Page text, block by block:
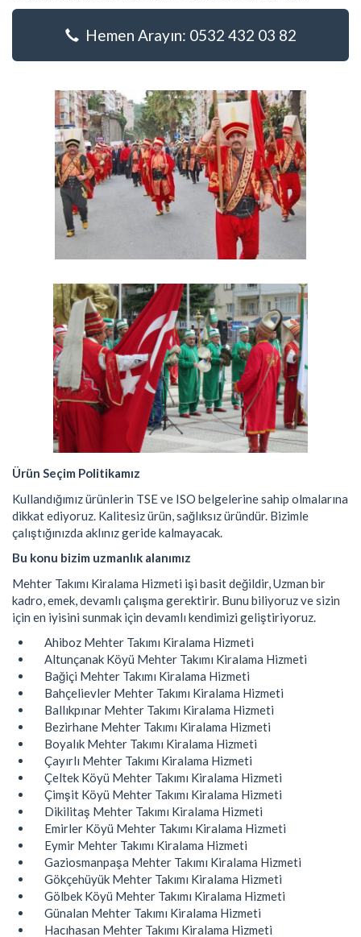
Hemen Arayın: 0532 432 03 82
Ürün Seçim Politikamız
Kullandığımız ürünlerin TSE ve ISO belgelerine sahip olmalarına
dikkat ediyoruz. Kalitesiz ürün, sağlıksız üründür. Bizimle
çalıştığınızda aklınız geride kalmayacak.
Bu konu bizim uzmanlık alanımız
Mehter Takımı Kiralama Hizmeti işi basit değildir, Uzman bir
kadro, emek, devamlı çalışma gerektirir. Bunu biliyoruz ve sizin
için en iyisini sunmak için devamlı kendimizi geliştiriyoruz.
Ahiboz Mehter Takımı Kiralama Hizmeti
Altunçanak Köyü Mehter Takımı Kiralama Hizmeti
Bağiçi Mehter Takımı Kiralama Hizmeti
Bahçelievler Mehter Takımı Kiralama Hizmeti
Ballıkpınar Mehter Takımı Kiralama Hizmeti
Bezirhane Mehter Takımı Kiralama Hizmeti
Boyalık Mehter Takımı Kiralama Hizmeti
Çayırlı Mehter Takımı Kiralama Hizmeti
Çeltek Köyü Mehter Takımı Kiralama Hizmeti
Çimşit Köyü Mehter Takımı Kiralama Hizmeti
Dikilitaş Mehter Takımı Kiralama Hizmeti
Emirler Köyü Mehter Takımı Kiralama Hizmeti
Eymir Mehter Takımı Kiralama Hizmeti
Gaziosmanpaşa Mehter Takımı Kiralama Hizmeti
Gökçehüyük Mehter Takımı Kiralama Hizmeti
Gölbek Köyü Mehter Takımı Kiralama Hizmeti
Günalan Mehter Takımı Kiralama Hizmeti
Hacıhasan Mehter Takımı Kiralama Hizmeti